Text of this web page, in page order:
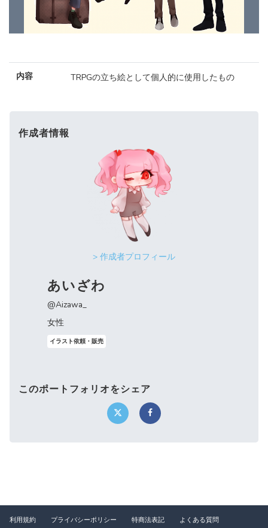
内容 TRPGの立ち絵として個人的に使用したもの
作成者情報
> 作成者プロフィール
あいざわ
@Aizawa_
女性
イラスト依頼・販売
このポートフォリオをシェア
利用規約 プライバシーポリシー 特商法表記 よくある質問